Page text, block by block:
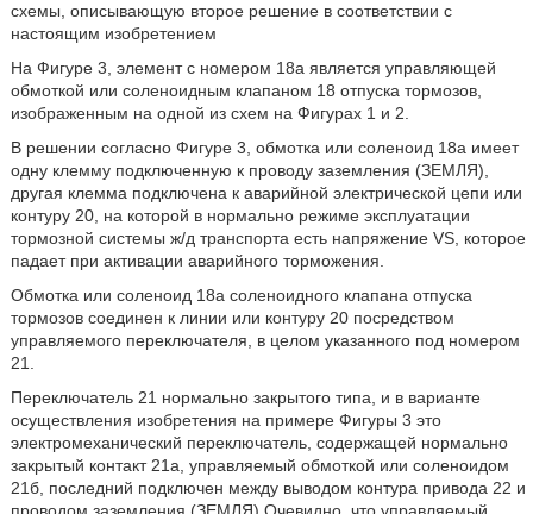
схемы, описывающую второе решение в соответствии с
настоящим изобретением
На Фигуре 3, элемент с номером 18а является управляющей
обмоткой или соленоидным клапаном 18 отпуска тормозов,
изображенным на одной из схем на Фигурах 1 и 2.
В решении согласно Фигуре 3, обмотка или соленоид 18а имеет
одну клемму подключенную к проводу заземления (ЗЕМЛЯ),
другая клемма подключена к аварийной электрической цепи или
контуру 20, на которой в нормально режиме эксплуатации
тормозной системы ж/д транспорта есть напряжение VS, которое
падает при активации аварийного торможения.
Обмотка или соленоид 18а соленоидного клапана отпуска
тормозов соединен к линии или контуру 20 посредством
управляемого переключателя, в целом указанного под номером
21.
Переключатель 21 нормально закрытого типа, и в варианте
осуществления изобретения на примере Фигуры 3 это
электромеханический переключатель, содержащей нормально
закрытый контакт 21а, управляемый обмоткой или соленоидом
21б, последний подключен между выводом контура привода 22 и